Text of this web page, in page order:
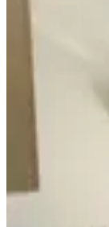
FİNAL EMLAK &